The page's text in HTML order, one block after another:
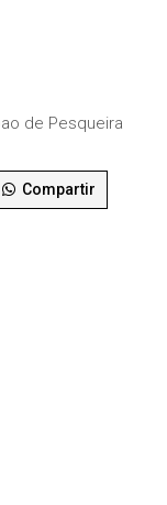
de Pesqueira
Compartir